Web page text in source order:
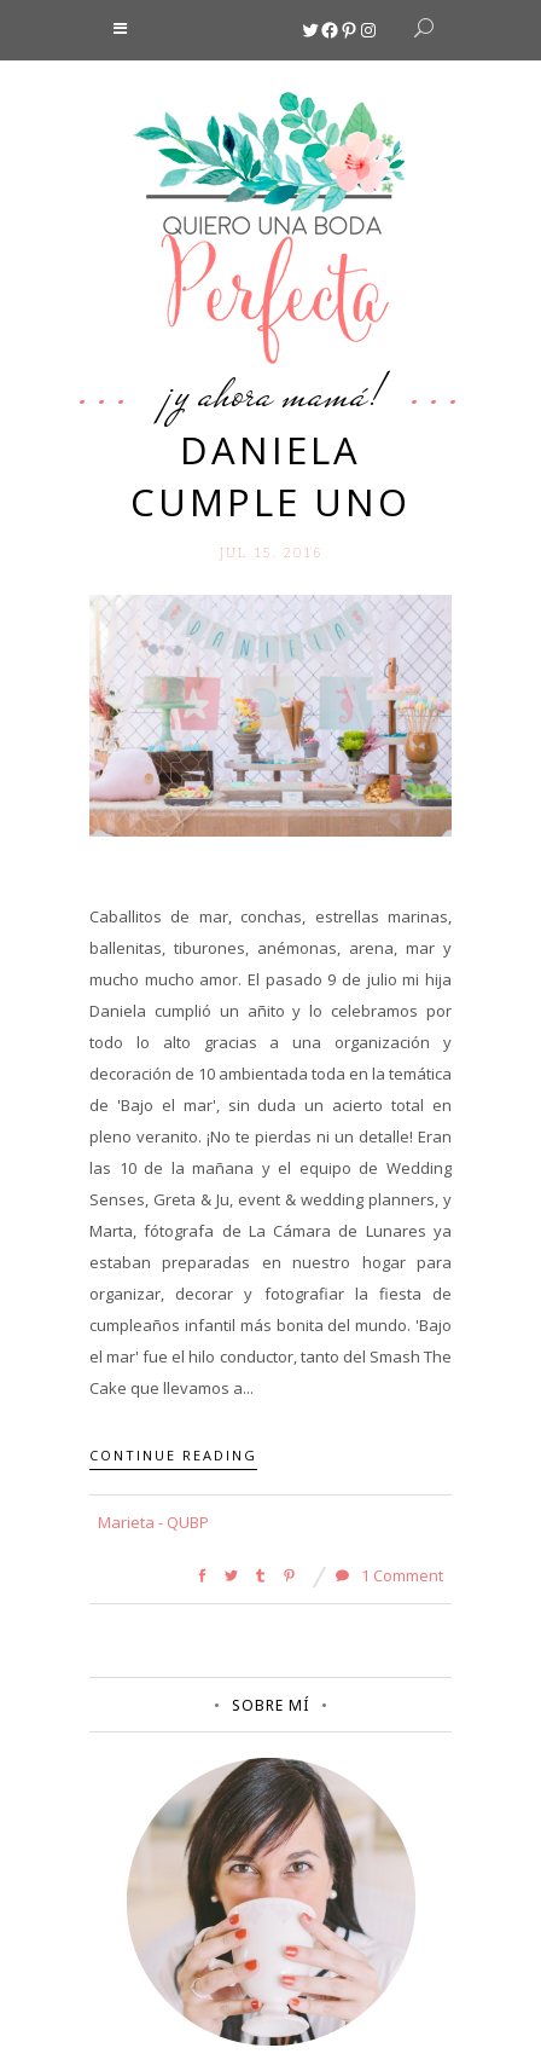
Twitter
Facebook
Pinterest
Instagram
¡y ahora mamá!
DANIELA
CUMPLE UNO
JUL 15. 2016
Caballitos de mar, conchas, estrellas marinas,
ballenitas, tiburones, anémonas, arena, mar y
mucho mucho amor. El pasado 9 de julio mi hija
Daniela cumplió un añito y lo celebramos por
todo lo alto gracias a una organización y
decoración de 10 ambientada toda en la temática
de 'Bajo el mar', sin duda un acierto total en
pleno veranito. ¡No te pierdas ni un detalle! Eran
las 10 de la mañana y el equipo de Wedding
Senses, Greta & Ju, event & wedding planners, y
Marta, fótografa de La Cámara de Lunares ya
estaban preparadas en nuestro hogar para
organizar, decorar y fotografiar la fiesta de
cumpleaños infantil más bonita del mundo. 'Bajo
el mar' fue el hilo conductor, tanto del Smash The
Cake que llevamos a...
CONTINUE READING
Marieta - QUBP
1 Comment
SOBRE MÍ